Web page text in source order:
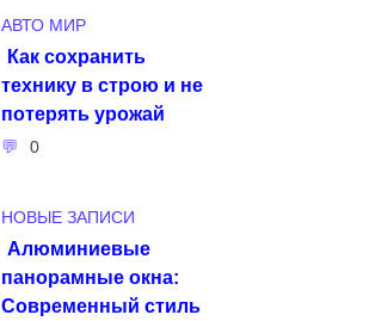
АВТО МИР
Как сохранить
технику в строю и не
потерять урожай
0
НОВЫЕ ЗАПИСИ
Алюминиевые
панорамные окна:
Современный стиль